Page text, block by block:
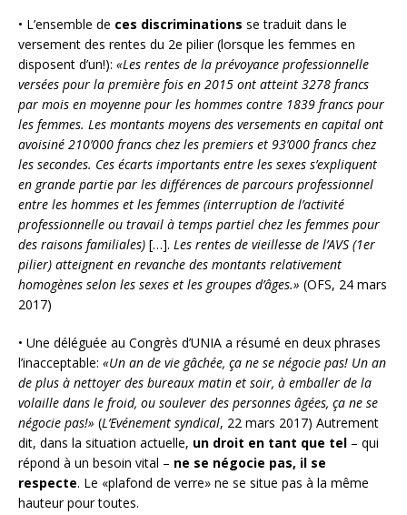
• L’ensemble de ces discriminations se traduit dans le
versement des rentes du 2e pilier (lorsque les femmes en
disposent d’un!): «Les rentes de la prévoyance professionnelle
versées pour la première fois en 2015 ont atteint 3278 francs
par mois en moyenne pour les hommes contre 1839 francs pour
les femmes. Les montants moyens des versements en capital ont
avoisiné 210’000 francs chez les premiers et 93’000 francs chez
les secondes. Ces écarts importants entre les sexes s’expliquent
en grande partie par les différences de parcours professionnel
entre les hommes et les femmes (interruption de l’activité
professionnelle ou travail à temps partiel chez les femmes pour
des raisons familiales) […]. Les rentes de vieillesse de l’AVS (1er
pilier) atteignent en revanche des montants relativement
homogènes selon les sexes et les groupes d’âges.» (OFS, 24 mars
2017)
• Une déléguée au Congrès d’UNIA a résumé en deux phrases
l’inacceptable: «Un an de vie gâchée, ça ne se négocie pas! Un an
de plus à nettoyer des bureaux matin et soir, à emballer de la
volaille dans le froid, ou soulever des personnes âgées, ça ne se
négocie pas!» (L’Evénement syndical, 22 mars 2017) Autrement
dit, dans la situation actuelle, un droit en tant que tel – qui
répond à un besoin vital – ne se négocie pas, il se
respecte. Le «plafond de verre» ne se situe pas à la même
hauteur pour toutes.